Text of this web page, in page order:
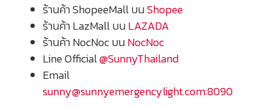
ร้านค้า ShopeeMall บนShopee
ร้านค้า LazMall บนLAZADA
ร้านค้า NocNoc บนNocNoc
Line Official@SunnyThailand
Email
sunny@sunnyemergencylight.com:8090